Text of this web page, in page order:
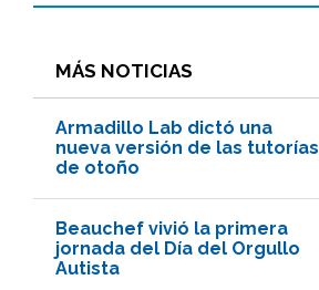
MÁS NOTICIAS
Armadillo Lab dictó una
nueva versión de las tutorías
de otoño
Beauchef vivió la primera
jornada del Día del Orgullo
Autista